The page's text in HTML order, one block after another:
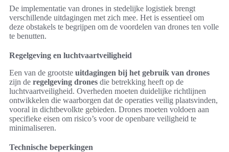
De implementatie van drones in stedelijke logistiek brengt
verschillende uitdagingen met zich mee. Het is essentieel om
deze obstakels te begrijpen om de voordelen van drones ten volle
te benutten.
Regelgeving en luchtvaartveiligheid
Een van de grootste uitdagingen bij het gebruik van drones
zijn de regelgeving drones die betrekking heeft op de
luchtvaartveiligheid. Overheden moeten duidelijke richtlijnen
ontwikkelen die waarborgen dat de operaties veilig plaatsvinden,
vooral in dichtbevolkte gebieden. Drones moeten voldoen aan
specifieke eisen om risico’s voor de openbare veiligheid te
minimaliseren.
Technische beperkingen